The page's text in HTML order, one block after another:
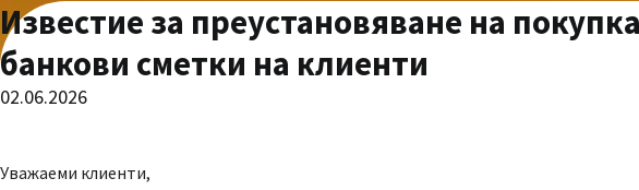
Известие за преустановяване на
банкови сметки на клиенти
02.06.2026
Уважаеми клиенти,